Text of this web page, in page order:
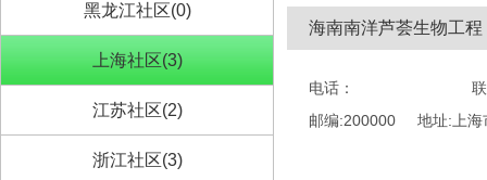
黑龙江社区(0)
上海社区(3)
江苏社区(2)
浙江社区(3)
海南南洋芦荟生物工
电话：
邮编:200000
地址:上海